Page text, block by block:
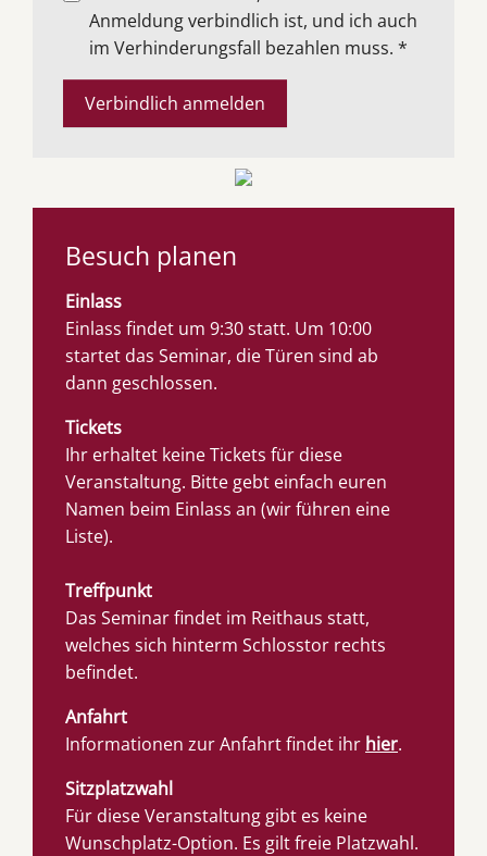
Anmeldung verbindlich ist, und ich auch
im Verhinderungsfall bezahlen muss. *
Verbindlich anmelden
Besuch planen
Einlass
Einlass findet um 9:30 statt. Um 10:00
startet das Seminar, die Türen sind ab
dann geschlossen.
Tickets
Ihr erhaltet keine Tickets für diese
Veranstaltung. Bitte gebt einfach euren
Namen beim Einlass an (wir führen eine
Liste).
Treffpunkt
Das Seminar findet im Reithaus statt,
welches sich hinterm Schlosstor rechts
befindet.
Anfahrt
Informationen zur Anfahrt findet ihr hier.
Sitzplatzwahl
Für diese Veranstaltung gibt es keine
Wunschplatz-Option. Es gilt freie Platzwahl.